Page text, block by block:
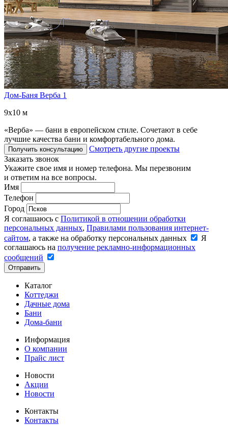
Дом-Баня Верба 1
9x10 м
«Верба» — бани в европейском стиле. Сочетают в себе
лучшие качества бани и комфортабельного дома.
Получить консультацию
Смотреть другие проекты
Заказать звонок
Укажите свое имя и номер телефона. Мы перезвоним
и ответим на все вопросы.
Имя
Телефон
Город
Я соглашаюсь с Политикой в отношении обработки
персональных данных, Правилами пользования интернет-
сайтом, а также на обработку персональных данных
Я
соглашаюсь на получение рекламно-информационных
сообщений
Отправить
Каталог
Коттеджи
Дачные дома
Бани
Дома-бани
Информация
О компании
Прайс лист
Новости
Акции
Новости
Контакты
Контакты